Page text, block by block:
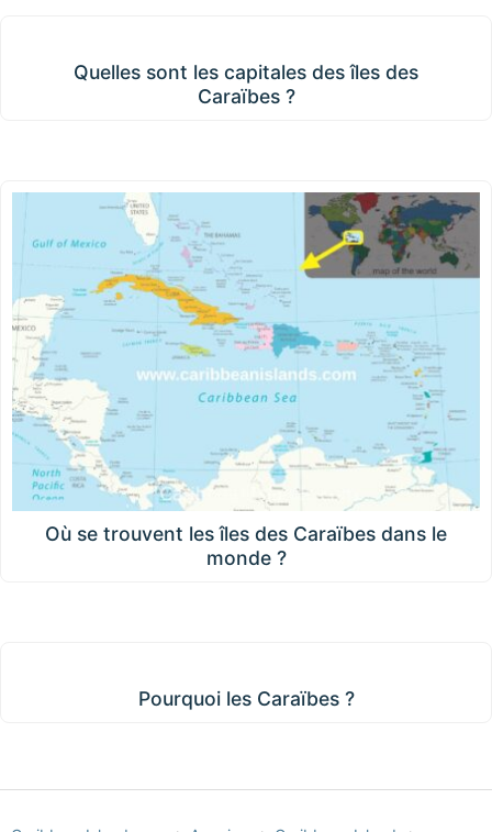
Quelles sont les capitales des îles des
Caraïbes ?
Où se trouvent les îles des Caraïbes dans le
monde ?
Pourquoi les Caraïbes ?